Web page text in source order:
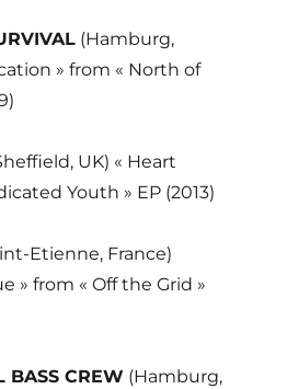
(Hamburg,
» from « North of
UK) « Heart
Youth » EP (2013)
Etienne, France)
» from « Off the Grid »
BASS CREW (Hamburg,